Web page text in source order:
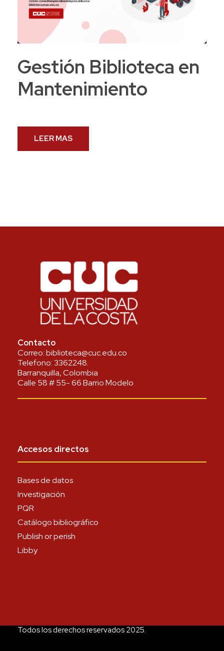
Gestión Biblioteca en
Mantenimiento
LEER MAS
Contacto
Correo:biblioteca@cuc.edu.co
Telefono:3362248.
Barranquilla, Colombia
Calle 58 # 55- 66 Barrio Modelo
Accesos directos
Bases de datos
Investigación
PQR
Catálogo bibliográfico
Publish or perish
Libby
Todos los derechos reservados 2025.